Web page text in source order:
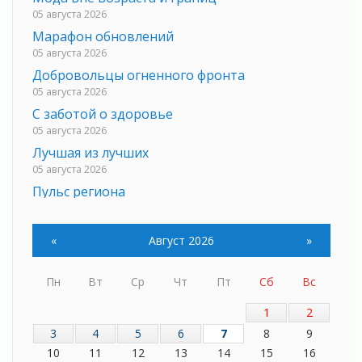
05 августа 2026
Марафон обновлений
05 августа 2026
Добровольцы огненного фронта
05 августа 2026
С заботой о здоровье
05 августа 2026
Лучшая из лучших
05 августа 2026
Пульс региона
«Результат командный, заслуга каждого
ведомства и муниципалитета»
Вдохновлять, просвещать и объединять!
Не оставят в беде
05 августа 2026
« Август 2026 »
Пн Вт Ср Чт Пт Сб
Вс
1
2
3
4 5 6 7 8
9
10
11 12 13 14 15
16